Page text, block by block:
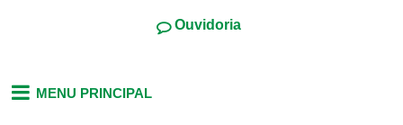
Ouvidoria
MENU PRINCIPAL